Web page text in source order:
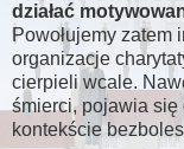
działać
Powołujemy zatem
organizacje
cierpieli wcale.
śmierci, pojawia się
kontekście